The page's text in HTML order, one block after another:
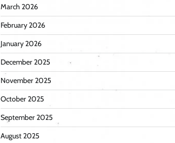
March 2026
February 2026
January 2026
December 2025
November 2025
October 2025
September 2025
August 2025